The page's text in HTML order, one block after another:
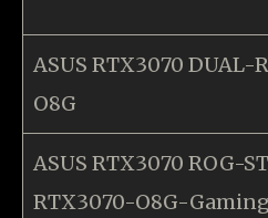
ASUS RTX3070 DUAL-
O8G
ASUS RTX3070 ROG-
RTX3070-O8G-Gaming